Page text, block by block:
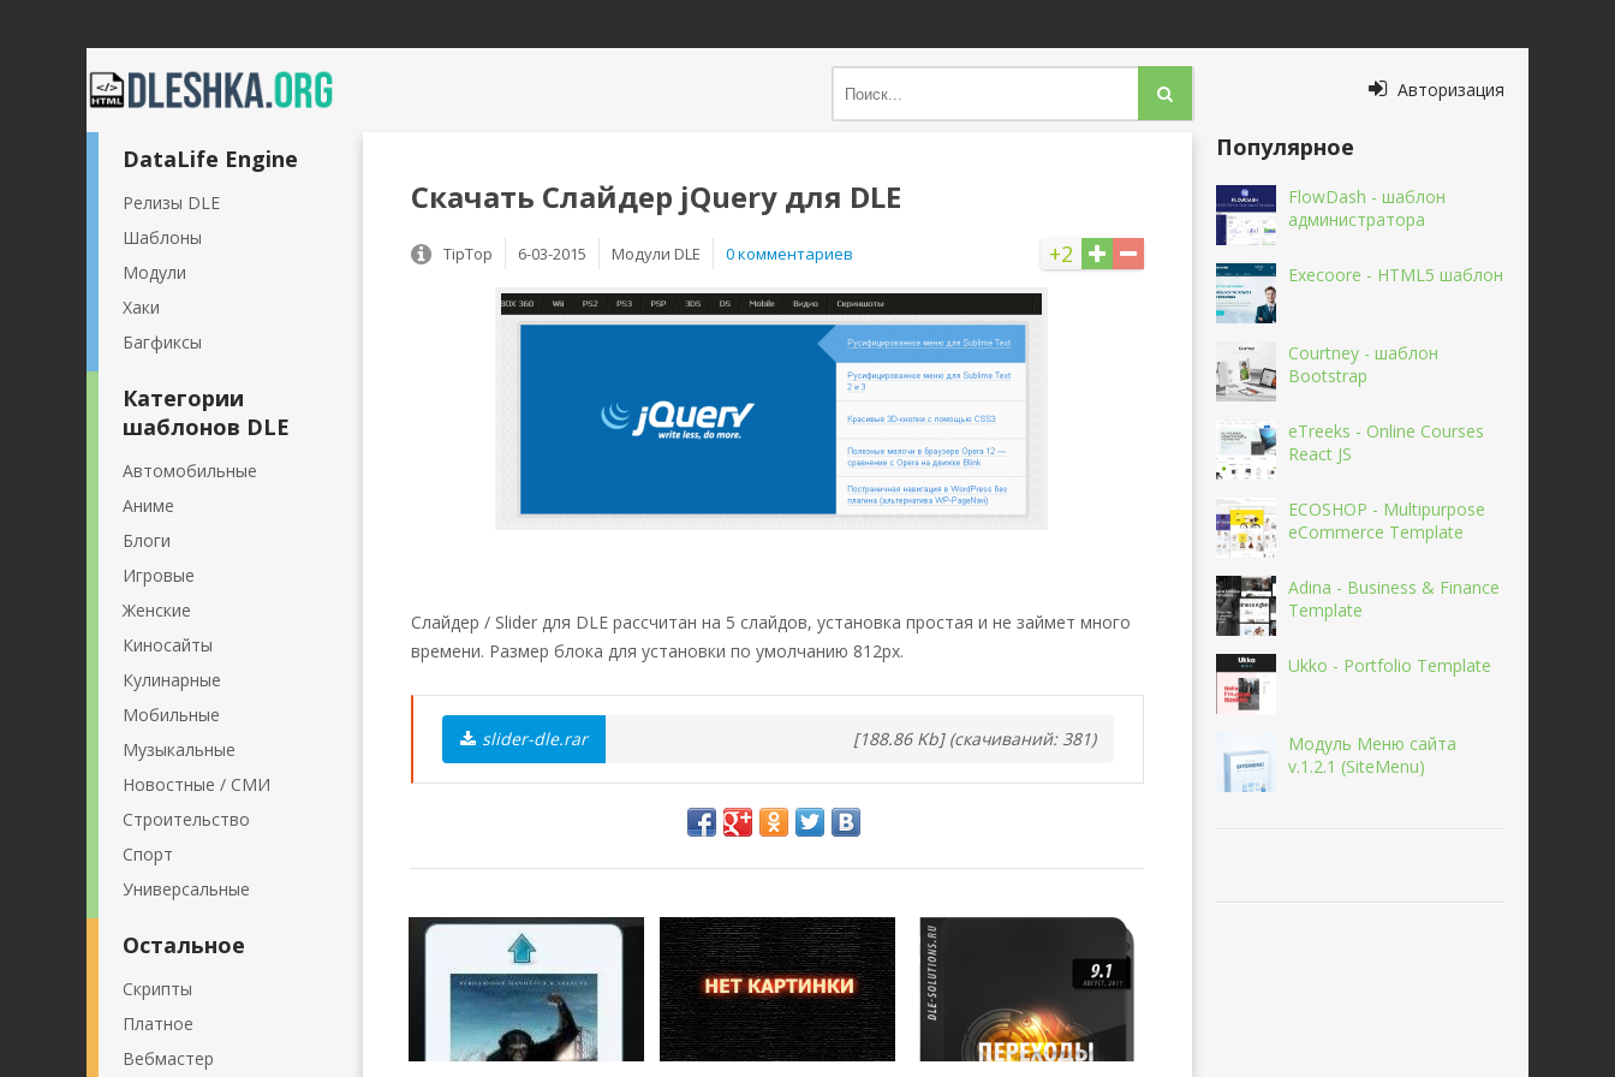
Авторизация
Скачать Слайдер jQuery для DLE
+2
TipTop 6-03-2015 Mодули DLE 0 комментариев
Слайдер / Slider для DLE рассчитан на 5 слайдов, установка простая и не займет много
времени. Размер блока для установки по умолчанию 812px.
slider-dle.rar [188.86 Kb] (cкачиваний: 381)
DataLife Engine
Релизы DLE
Шаблоны
Модули
Хаки
Багфиксы
Категории
шаблонов DLE
Автомобильные
Аниме
Блоги
Игровые
Женские
Киносайты
Кулинарные
Мобильные
Музыкальные
Новостные / СМИ
Строительство
Спорт
Универсальные
Остальное
Скрипты
Платное
Вебмастер
Популярное
FlowDash - шаблон
администратора
Execoore - HTML5 шаблон
Courtney - шаблон
Bootstrap
eTreeks - Online Courses
React JS
ECOSHOP - Multipurpose
eCommerce Template
Adina - Business & Finance
Template
Ukko - Portfolio Template
Модуль Меню сайта
v.1.2.1 (SiteMenu)